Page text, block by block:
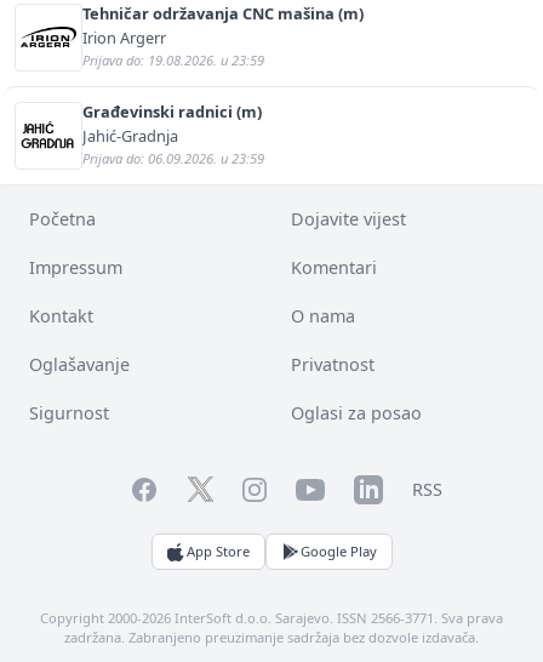
Tehničar održavanja CNC mašina (m)
Irion Argerr
Prijava do: 19.08.2026. u 23:59
Građevinski radnici (m)
Jahić-Gradnja
Prijava do: 06.09.2026. u 23:59
Početna Dojavite vijest
Impressum Komentari
Kontakt O nama
Oglašavanje Privatnost
Sigurnost Oglasi za posao
FacebookTwitterInstagramYouTubeLinkedInRSS
App Store Google Play
Copyright 2000-2026 InterSoft d.o.o. Sarajevo. ISSN 2566-3771. Sva prava
zadržana. Zabranjeno preuzimanje sadržaja bez dozvole izdavača.